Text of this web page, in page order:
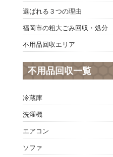
選ばれる３つの理由
福岡市の粗大ごみ回収・処分
不用品回収エリア
不用品回収一覧
冷蔵庫
洗濯機
エアコン
ソファ